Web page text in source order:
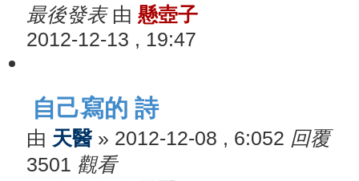
最後發表 由 懸壺子
2012-12-13 , 19:47
自己寫的 詩
由 天醫 » 2012-12-08 , 6:052 回覆
3501 觀看